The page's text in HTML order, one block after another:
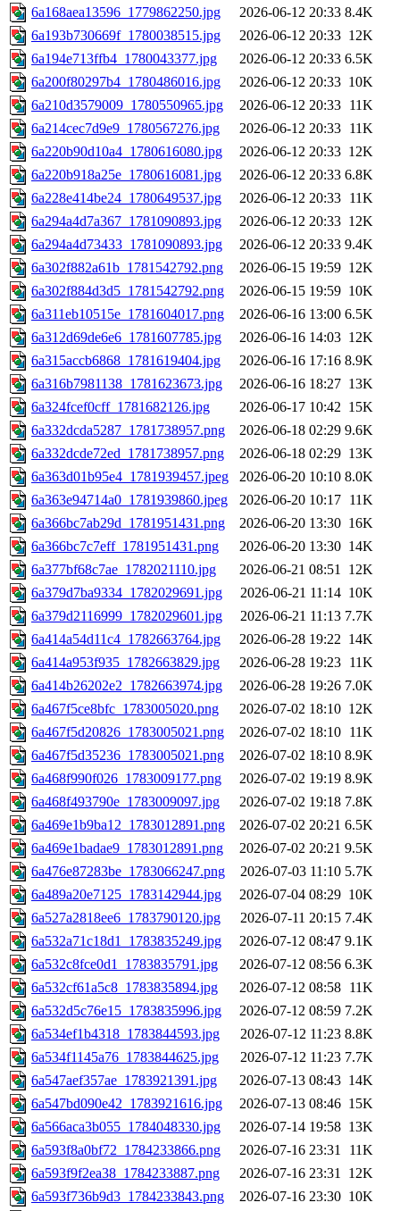
6a168aea13596_1779862250.jpg
2026-06-12 20:33 8.4K
6a193b730669f_1780038515.jpg
2026-06-12 20:33 12K
6a194e713ffb4_1780043377.jpg
2026-06-12 20:33 6.5K
6a200f80297b4_1780486016.jpg
2026-06-12 20:33 10K
6a210d3579009_1780550965.jpg
2026-06-12 20:33 11K
6a214cec7d9e9_1780567276.jpg
2026-06-12 20:33 11K
6a220b90d10a4_1780616080.jpg
2026-06-12 20:33 12K
6a220b918a25e_1780616081.jpg
2026-06-12 20:33 6.8K
6a228e414be24_1780649537.jpg
2026-06-12 20:33 11K
6a294a4d7a367_1781090893.jpg
2026-06-12 20:33 12K
6a294a4d73433_1781090893.jpg
2026-06-12 20:33 9.4K
6a302f882a61b_1781542792.png
2026-06-15 19:59 12K
6a302f884d3d5_1781542792.png
2026-06-15 19:59 10K
6a311eb10515e_1781604017.png
2026-06-16 13:00 6.5K
6a312d69de6e6_1781607785.jpg
2026-06-16 14:03 12K
6a315accb6868_1781619404.jpg
2026-06-16 17:16 8.9K
6a316b7981138_1781623673.jpg
2026-06-16 18:27 13K
6a324fcef0cff_1781682126.jpg
2026-06-17 10:42 15K
6a332dcda5287_1781738957.png
2026-06-18 02:29 9.6K
6a332dcde72ed_1781738957.png
2026-06-18 02:29 13K
6a363d01b95e4_1781939457.jpeg
2026-06-20 10:10 8.0K
6a363e94714a0_1781939860.jpeg
2026-06-20 10:17 11K
6a366bc7ab29d_1781951431.png
2026-06-20 13:30 16K
6a366bc7c7eff_1781951431.png
2026-06-20 13:30 14K
6a377bf68c7ae_1782021110.jpg
2026-06-21 08:51 12K
6a379d7ba9334_1782029691.jpg
2026-06-21 11:14 10K
6a379d2116999_1782029601.jpg
2026-06-21 11:13 7.7K
6a414a54d11c4_1782663764.jpg
2026-06-28 19:22 14K
6a414a953f935_1782663829.jpg
2026-06-28 19:23 11K
6a414b26202e2_1782663974.jpg
2026-06-28 19:26 7.0K
6a467f5ce8bfc_1783005020.png
2026-07-02 18:10 12K
6a467f5d20826_1783005021.png
2026-07-02 18:10 11K
6a467f5d35236_1783005021.png
2026-07-02 18:10 8.9K
6a468f990f026_1783009177.png
2026-07-02 19:19 8.9K
6a468f493790e_1783009097.jpg
2026-07-02 19:18 7.8K
6a469e1b9ba12_1783012891.png
2026-07-02 20:21 6.5K
6a469e1badae9_1783012891.png
2026-07-02 20:21 9.5K
6a476e87283be_1783066247.png
2026-07-03 11:10 5.7K
6a489a20e7125_1783142944.jpg
2026-07-04 08:29 10K
6a527a2818ee6_1783790120.jpg
2026-07-11 20:15 7.4K
6a532a71c18d1_1783835249.jpg
2026-07-12 08:47 9.1K
6a532c8fce0d1_1783835791.jpg
2026-07-12 08:56 6.3K
6a532cf61a5c8_1783835894.jpg
2026-07-12 08:58 11K
6a532d5c76e15_1783835996.jpg
2026-07-12 08:59 7.2K
6a534ef1b4318_1783844593.jpg
2026-07-12 11:23 8.8K
6a534f1145a76_1783844625.jpg
2026-07-12 11:23 7.7K
6a547aef357ae_1783921391.jpg
2026-07-13 08:43 14K
6a547bd090e42_1783921616.jpg
2026-07-13 08:46 15K
6a566aca3b055_1784048330.jpg
2026-07-14 19:58 13K
6a593f8a0bf72_1784233866.png
2026-07-16 23:31
11K
6a593f9f2ea38_1784233887.png
2026-07-16 23:31 12K
6a593f736b9d3_1784233843.png
2026-07-16 23:30 10K